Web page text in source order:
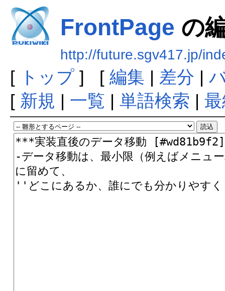
FrontPage の
http://future.sgv417.jp/
[ トップ] [ 編集 | 差分 |
[ 新規 | 一覧 | 単語検索 |